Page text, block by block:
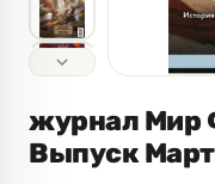
журнал Мир
Выпуск